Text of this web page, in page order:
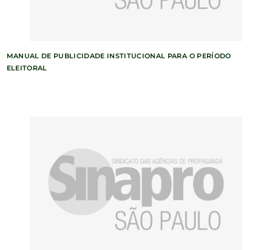
MANUAL DE PUBLICIDADE INSTITUCIONAL PARA O PERÍODO
ELEITORAL